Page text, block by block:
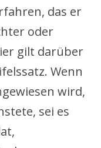
das er
oder
gilt darüber
Wenn
wird,
sei es